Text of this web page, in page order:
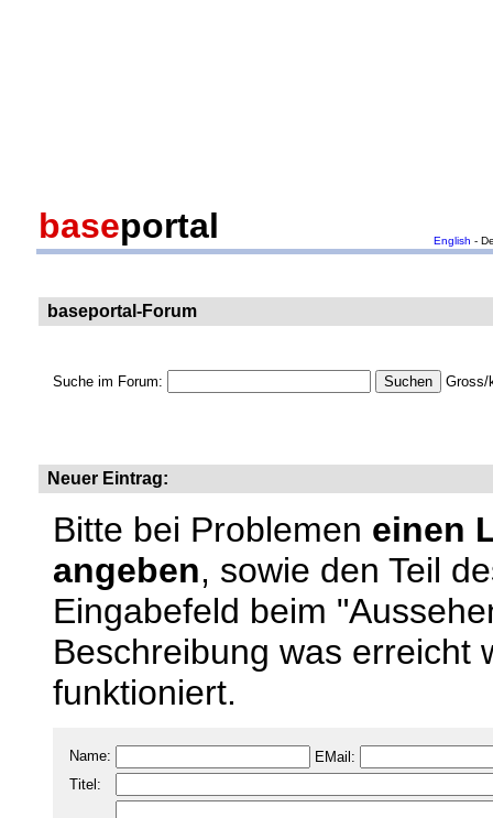
baseportal English -
baseportal-Forum
Suche im Forum: Gross/
Neuer Eintrag:
Bitte bei Problemen einen
angeben, sowie den Teil
Eingabefeld beim
Beschreibung was erreicht
funktioniert.
Name:
EMail:
Titel: